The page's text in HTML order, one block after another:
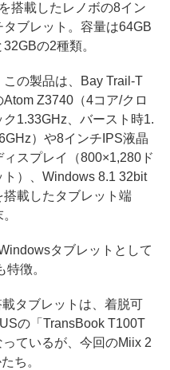
搭載したレノボの8イン
タブレット。容量は64GB
32GBの2種類。
の製品は、Bay Trail-T
Atom Z3740（4コア/クロ
ク1.33GHz、バースト時1.
）や8インチIPS液晶
ィスプレイ（800×1,280ド
ト）、Windows 8.1 32bit
搭載したタブレット端
タブレットとして
徴。
タブレットは、着脱可
の「TransBook T100T
ているが、今回のMiix 2
ち。